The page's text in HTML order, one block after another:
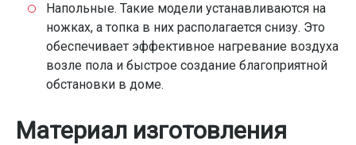
Напольные. Такие модели устанавливаются на
ножках, а топка в них располагается снизу. Это
обеспечивает эффективное нагревание воздуха
возле пола и быстрое создание благоприятной
обстановки в доме.
Материал изготовления